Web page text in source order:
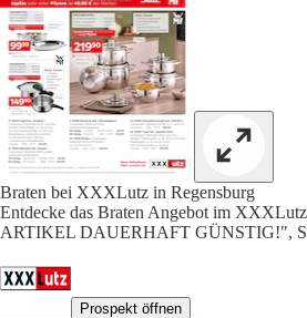
Braten bei XXXLutz in Regensburg
Entdecke das Braten Angebot im
ARTIKEL DAUERHAFT GÜNSTIG!",
Prospekt öffnen